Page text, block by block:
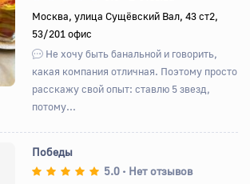
ВпередМосква, улица Сущёвский Вал, 43 ст2,
53/201 офис
Не хочу быть банальной и говорить,
какая компания отличная. Поэтому просто
расскажу свой опыт: ставлю 5 звезд,
потому...
Победы
5.0 • Нет отзывов